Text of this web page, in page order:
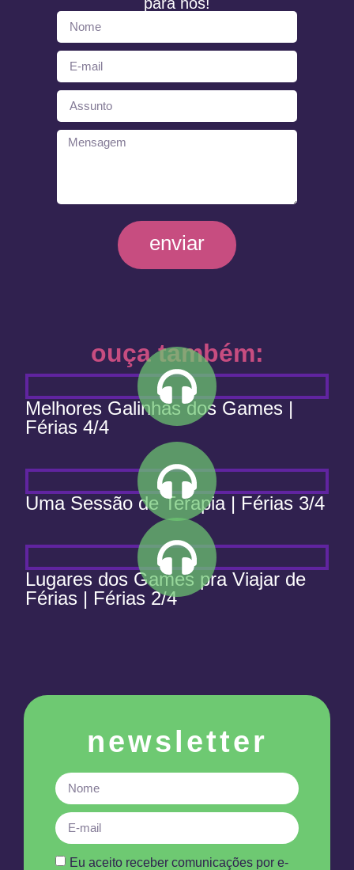
enviar
ouça também:
Melhores Galinhas dos Games |
Férias 4/4
Uma Sessão de Terapia | Férias 3/4
Lugares dos Games pra Viajar de
Férias | Férias 2/4
newsletter
Eu aceito receber comunicações por e-